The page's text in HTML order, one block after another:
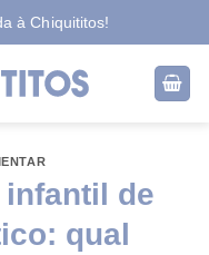
à Chiquititos!
de
qual